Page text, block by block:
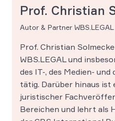
Prof. Christian
Autor & Partner WBS.LEGAL
Prof. Christian
WBS.LEGAL und
des IT-, des Medien-
tätig. Darüber hinaus
juristischer
Bereichen und lehrt als